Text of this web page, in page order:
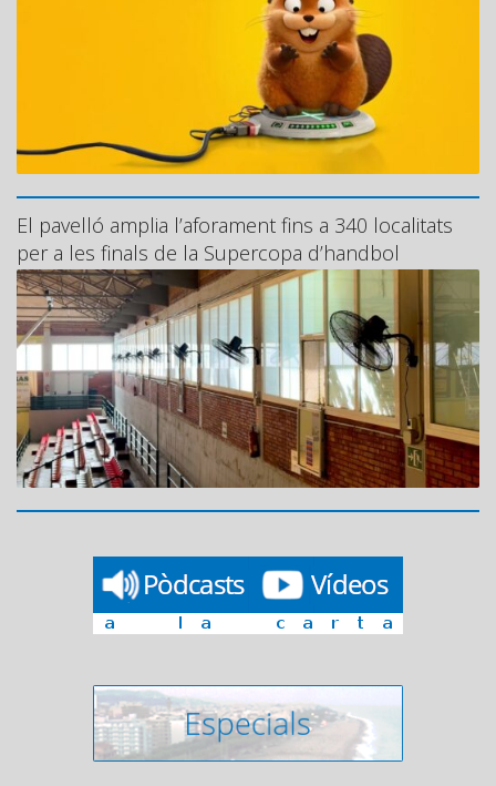
El pavelló amplia l’aforament fins a 340 localitats
per a les finals de la Supercopa d’handbol